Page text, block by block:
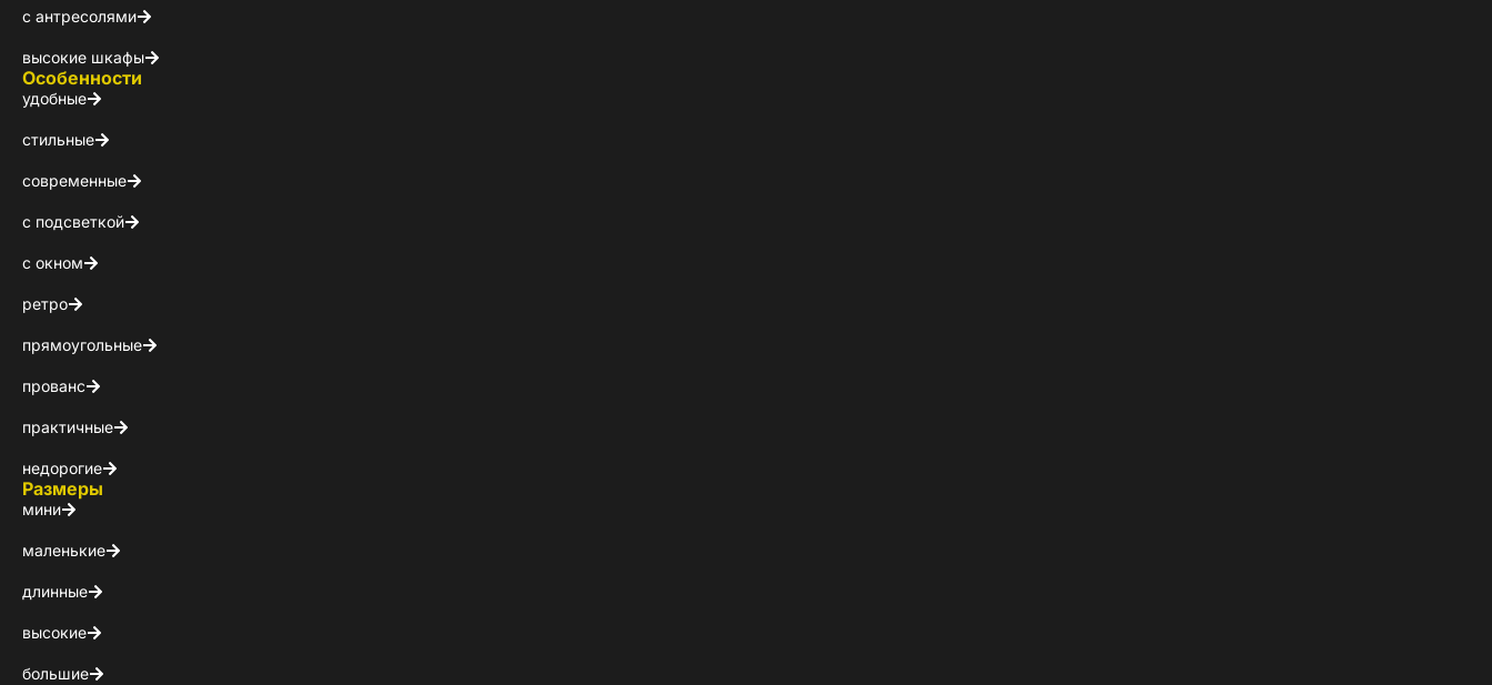
с антресолями
высокие шкафы
Особенности
удобные
стильные
современные
с подсветкой
с окном
ретро
прямоугольные
прованс
практичные
недорогие
Размеры
мини
маленькие
длинные
высокие
большие